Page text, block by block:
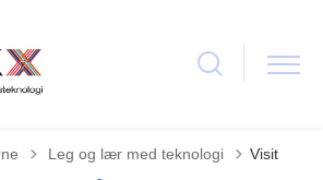
Tilbage til
Leg og lær med teknologi Visit